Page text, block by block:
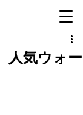
人気ウォー